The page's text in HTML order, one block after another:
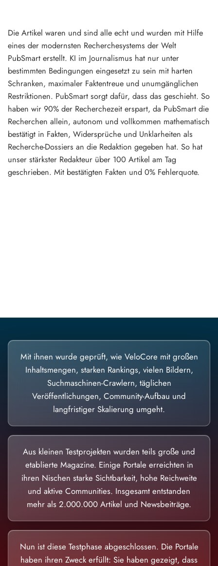
Die Artikel waren und sind alle echt und wurden mit Hilfe
eines der modernsten Recherchesystems der Welt
PubSmart erstellt. KI im Journalismus hat nur unter
bestimmten Bedingungen eingesetzt zu sein mit harten
Schranken, maximaler Faktentreue und unumgänglichen
Restriktionen. PubSmart sorgt dafür, dass das geschieht. So
haben wir 90% der Recherchezeit erspart, da PubSmart die
Recherchen allein, autonom und vollkommen mathematisch
bestätigt in Fakten, Widersprüche und Unklarheiten als
Recherche-Dossiers an die Redaktion gegeben hat. So hat
unser stärkster Redakteur über 100 Artikel am Tag
geschrieben. Mit bestätigten Fakten und 0% Fehlerquote.
Mit ihnen wurde geprüft, wie VeloCore mit großen
Inhaltsmengen, starken Rankings, vielen Bildern,
Suchmaschinen-Crawlern, täglichen
Veröffentlichungen, Community-Aufbau und
langfristiger Skalierung umgeht.
Aus kleinen Testprojekten wurden teils große und
etablierte Magazine. Einige Portale erreichten in
ihren Nischen starke Sichtbarkeit, hohe Reichweite
und aktive Communities. Insgesamt entstanden
mehr als 2.000.000 Artikel und Newsbeiträge.
Nun ist diese Testphase abgeschlossen. Die Portale
haben ihren Zweck erfüllt: Sie haben gezeigt, dass